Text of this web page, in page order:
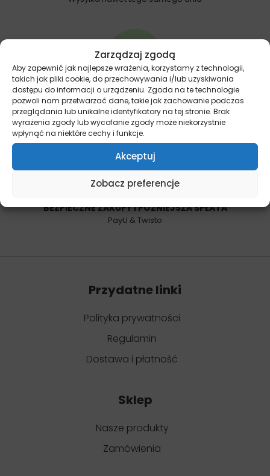
Zarządzaj zgodą
Aby zapewnić jak najlepsze wrażenia, korzystamy z technologii,
takich jak pliki cookie, do przechowywania i/lub uzyskiwania
dostępu do informacji o urządzeniu. Zgoda na te technologie
pozwoli nam przetwarzać dane, takie jak zachowanie podczas
przeglądania lub unikalne identyfikatory na tej stronie. Brak
wyrażenia zgody lub wycofanie zgody może niekorzystnie
wpłynąć na niektóre cechy i funkcje.
Akceptuj
Zobacz preferencje
14 DNI NA ZWROT
Bez podawania przyczyny
BEZPIECZNE ZAKUPY I PÓŹNIEJSZA SPŁATA
PayU & Twisto
Przydatne linki
Polityka prywatności
Regulamin
Dostawa i płatność
Sklep
Nasze produkty
Zamówienia